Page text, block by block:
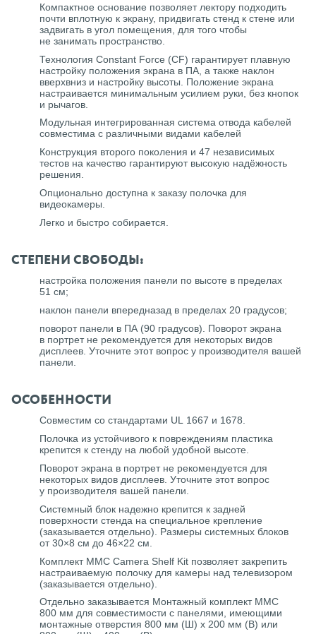
Компактное основание позволяет лектору подходить
почти вплотную к экрану, придвигать стенд к стене или
задвигать в угол помещения, для того чтобы
не занимать пространство.
Технология Constant Force (CF) гарантирует плавную
настройку положения экрана в ПА, а также наклон
вверхвниз и настройку высоты. Положение экрана
настраивается минимальным усилием руки, без кнопок
и рычагов.
Модульная интегрированная система отвода кабелей
совместима с различными видами кабелей
Конструкция второго поколения и 47 независимых
тестов на качество гарантируют высокую надёжность
решения.
Опционально доступна к заказу полочка для
видеокамеры.
Легко и быстро собирается.
СТЕПЕНИ СВОБОДЫ:
настройка положения панели по высоте в пределах
51 см;
наклон панели впередназад в пределах 20 градусов;
поворот панели в ПА (90 градусов). Поворот экрана
в портрет не рекомендуется для некоторых видов
дисплеев. Уточните этот вопрос у производителя вашей
панели.
ОСОБЕННОСТИ
Совместим со стандартами UL 1667 и 1678.
Полочка из устойчивого к повреждениям пластика
крепится к стенду на любой удобной высоте.
Поворот экрана в портрет не рекомендуется для
некоторых видов дисплеев. Уточните этот вопрос
у производителя вашей панели.
Системный блок надежно крепится к задней
поверхности стенда на специальное крепление
(заказывается отдельно). Размеры системных блоков
от 30×8 см до 46×22 см.
Комплект MMC Camera Shelf Kit позволяет закрепить
настраиваемую полочку для камеры над телевизором
(заказывается отдельно).
Отдельно заказывается Монтажный комплект MMC
800 мм для совместимости с панелями, имеющими
монтажные отверстия 800 мм (Ш) x 200 мм (В) или